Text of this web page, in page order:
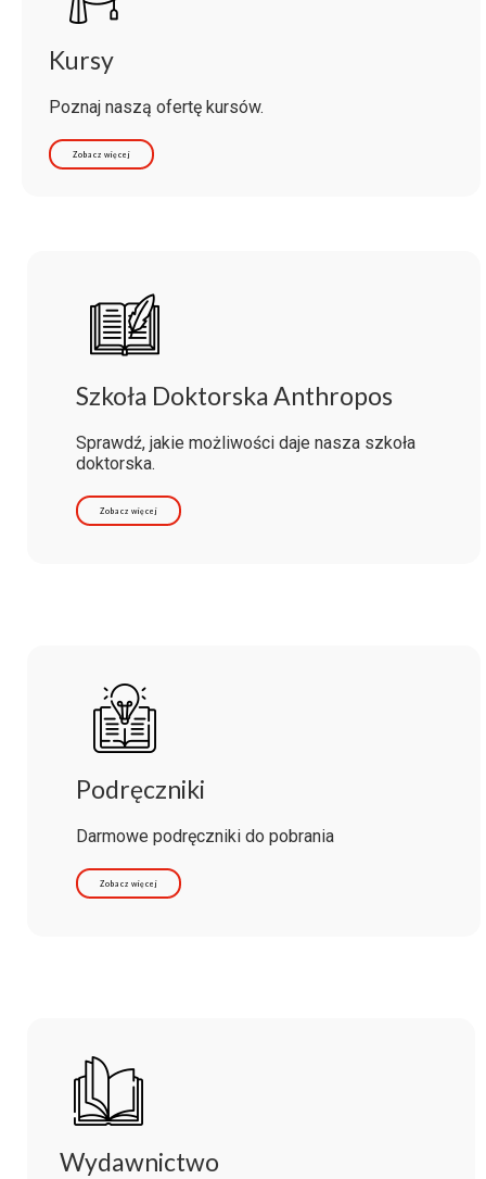
Kursy
Poznaj naszą ofertę kursów.
Zobacz więcej
Szkoła Doktorska Anthropos
Sprawdź, jakie możliwości daje nasza szkoła
doktorska.
Zobacz więcej
Podręczniki
Darmowe podręczniki do pobrania
Zobacz więcej
Wydawnictwo